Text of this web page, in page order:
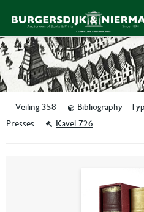
Veiling 358
Bibliography -
Presses
Kavel 726